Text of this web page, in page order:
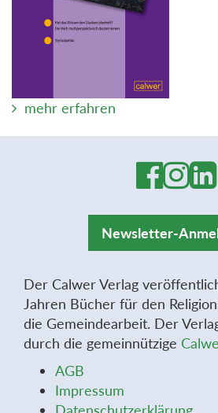
mehr erfahren
Newsletter-
Der Calwer Verlag
Jahren Bücher für den
die Gemeindearbeit. Der
durch die gemeinnützige
AGB
Impressum